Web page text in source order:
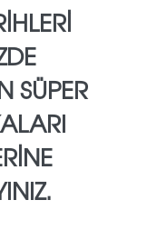
SÜPER